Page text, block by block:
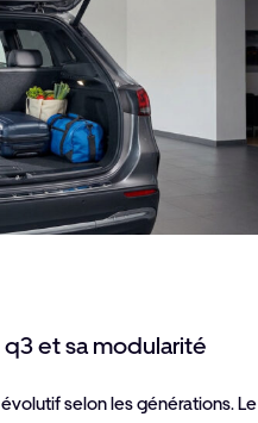
et sa modularité
selon les générations. Le